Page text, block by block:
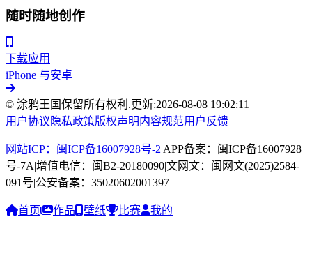
随时随地创作
下载应用
iPhone 与安卓
© 涂鸦王国保留所有权利.更新:2026-08-08 19:02:11
用户协议 隐私政策版权声明内容规范用户反馈
网站ICP：闽ICP备16007928号-2|APP备案：闽ICP备16007928
号-7A|增值电信：闽B2-20180090|文网文：闽网文(2025)2584-
091号|公安备案：35020602001397
首页 作品 壁纸 比赛 我的